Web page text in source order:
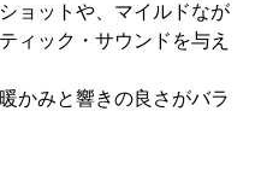
ョットや、マイルドなが
ィック・サウンドを与え
かみと響きの良さがバラ